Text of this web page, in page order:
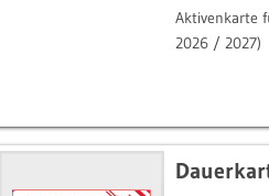
Aktivenkarte
2026 / 2027)